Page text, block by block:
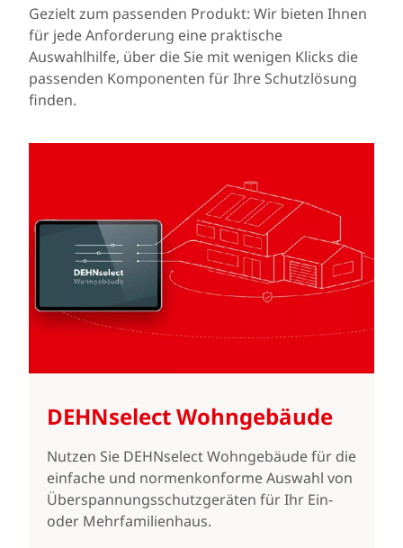
Gezielt zum passenden Produkt: Wir bieten Ihnen
für jede Anforderung eine praktische
Auswahlhilfe, über die Sie mit wenigen Klicks die
passenden Komponenten für Ihre Schutzlösung
finden.
DEHNselect Wohngebäude
Nutzen Sie DEHNselect Wohngebäude für die
einfache und normenkonforme Auswahl von
Überspannungsschutzgeräten für Ihr Ein-
oder Mehrfamilienhaus.